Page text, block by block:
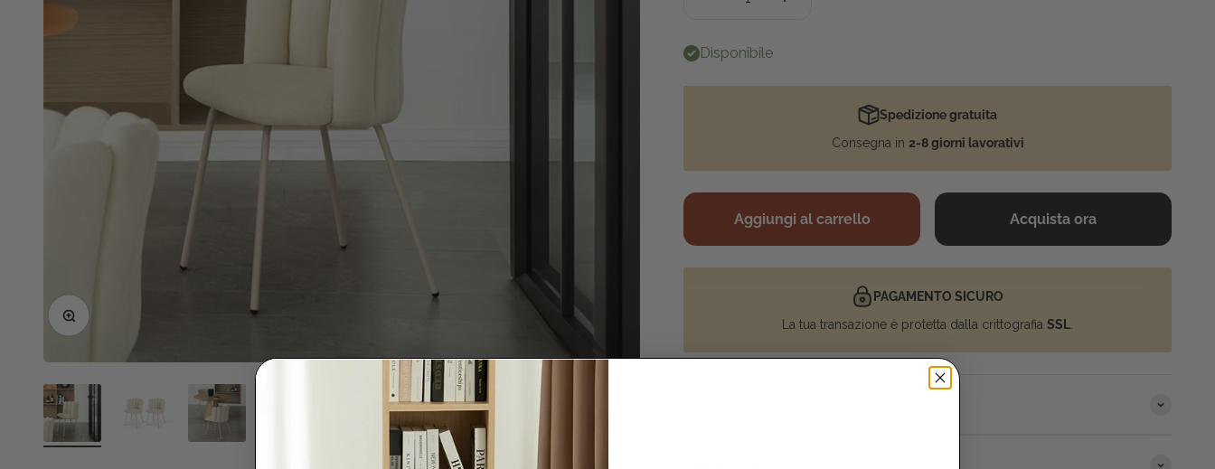
Ingrandisci immagine
Disponibile
Spedizione gratuita
Consegna in 2-8 giorni lavorativi
Aggiungi al carrello Acquista ora
PAGAMENTO SICURO
La tua transazione è protetta dalla crittografia SSL.